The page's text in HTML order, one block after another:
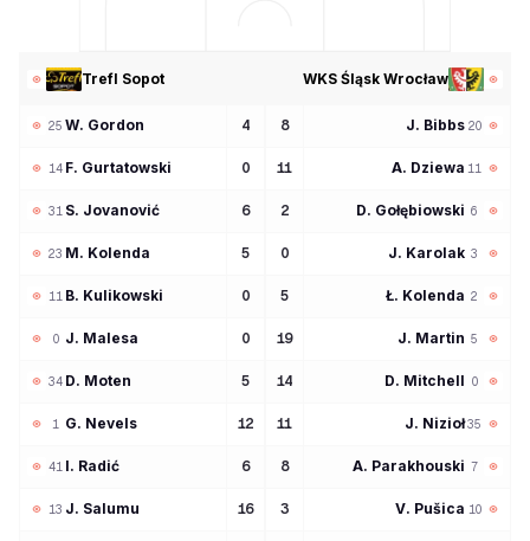
Trefl Sopot
25 W Gordon 4
14 F Gurtatowski 0
31 S Jovanović 6
23 M Kolenda 5
11 B Kulikowski 0
0 J Malesa 0
34 D Moten 5
1 G Nevels 12
41 I Radić 6
13 J Salumu 16
WKS Śląsk Wrocław
20
J Bibbs
8
11
A Dziewa
11
6
D Gołębiowski
2
3
J Karolak
0
2
Ł Kolenda
5
5
J Martin
19
0
D Mitchell
14
35
J Nizioł
11
7
A Parakhouski
8
10
V Pušica
3